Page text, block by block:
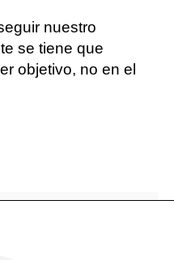
nuestro
se tiene que
objetivo, no en el